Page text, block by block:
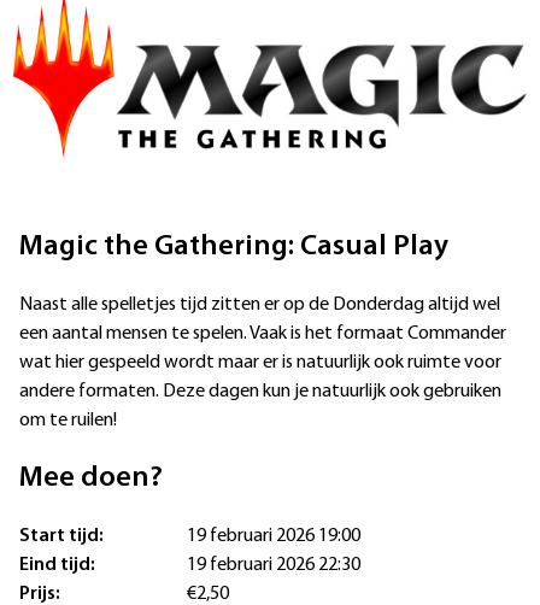
Magic the Gathering: Casual Play
Naast alle spelletjes tijd zitten er op de Donderdag altijd wel
een aantal mensen te spelen. Vaak is het formaat Commander
wat hier gespeeld wordt maar er is natuurlijk ook ruimte voor
andere formaten. Deze dagen kun je natuurlijk ook gebruiken
om te ruilen!
Mee doen?
Start tijd:
19 februari 2026 19:00
Eind tijd:
19 februari 2026 22:30
Prijs:
€2,50